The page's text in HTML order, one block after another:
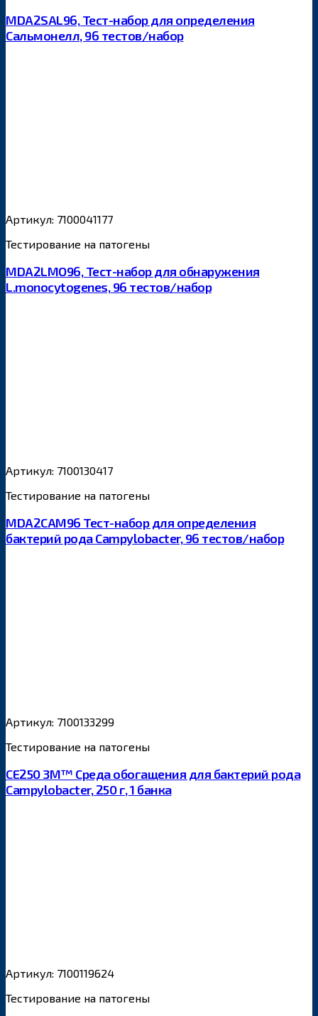
MDA2SAL96, Тест-набор для определения
Сальмонелл, 96 тестов/набор
Артикул: 7100041177
Тестирование на патогены
MDA2LMO96, Тест-набор для обнаружения
L.monocytogenes, 96 тестов/набор
Артикул: 7100130417
Тестирование на патогены
MDA2CAM96 Тест-набор для определения
бактерий рода Campylobacter, 96 тестов/набор
Артикул: 7100133299
Тестирование на патогены
CE250 3M™ Cреда обогащения для бактерий рода
Campylobacter, 250 г, 1 банка
Артикул: 7100119624
Тестирование на патогены